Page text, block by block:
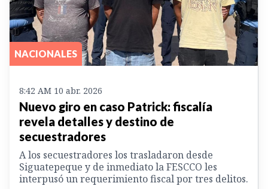
NACIONALES
8:42 AM 10 abr. 2026
Nuevo giro en caso Patrick: fiscalía
revela detalles y destino de
secuestradores
A los secuestradores los trasladaron desde
Siguatepeque y de inmediato la FESCCO les
interpusó un requerimiento fiscal por tres delitos.